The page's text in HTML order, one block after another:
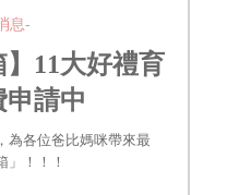
息-
】11大好禮育
申請中
為各位爸比媽咪帶來最
」！！！